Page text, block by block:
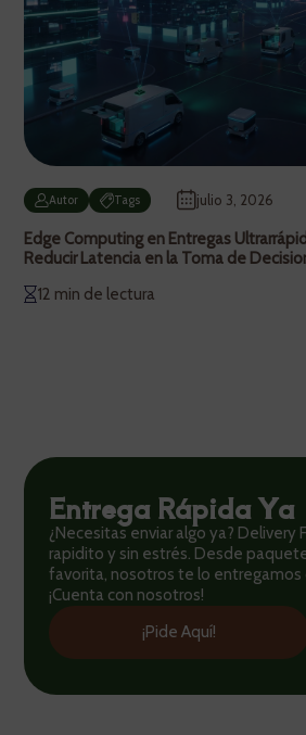
Autor Tags julio 3, 2026
Edge Computing en Entregas
Reducir Latencia en la Toma de
12 min de lectura
Entrega Rápida Ya
¿Necesitas enviar algo ya? Delivery
rapidito y sin estrés. Desde
favorita, nosotros te lo
¡Cuenta con nosotros!
¡Pide Aquí!